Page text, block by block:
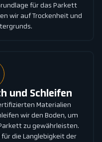
für das Parkett
wir auf Trockenheit und
und Schleifen
Materialien
wir den Boden, um
zu gewährleisten.
die Langlebigkeit der